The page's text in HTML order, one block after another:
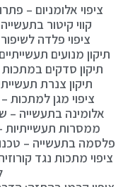
ציפוי אלומניום –
קווי קיטור
ציפוי פלדה
תיקון מנועים
תיקון סדקים
תיקון צנרת
ציפוי מגן למתכות
אלומינה בתעשייה –
ממסרות תעשייתיות
פלסמה בתעשייה –
ציפוי מתכות נגד